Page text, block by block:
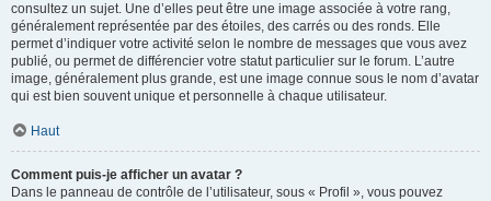
consultez un sujet. Une d’elles peut être une image associée à votre rang,
généralement représentée par des étoiles, des carrés ou des ronds. Elle
permet d’indiquer votre activité selon le nombre de messages que vous avez
publié, ou permet de différencier votre statut particulier sur le forum. L’autre
image, généralement plus grande, est une image connue sous le nom d’avatar
qui est bien souvent unique et personnelle à chaque utilisateur.
Haut
Comment puis-je afficher un avatar ?
Dans le panneau de contrôle de l’utilisateur, sous « Profil », vous pouvez